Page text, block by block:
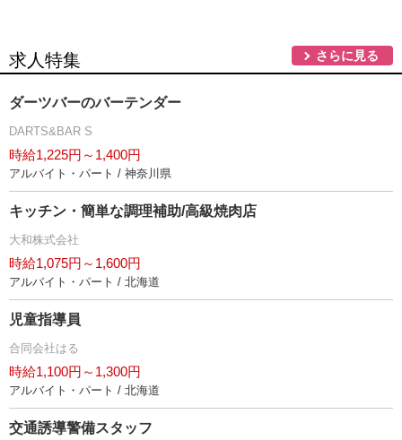
求人特集 さらに見る
ダーツバーのバーテンダー
DARTS&BAR S
時給1,225円～1,400円
アルバイト・パート / 神奈川県
キッチン・簡単な調理補助/高級焼肉店
大和株式会社
時給1,075円～1,600円
アルバイト・パート / 北海道
児童指導員
合同会社はる
時給1,100円～1,300円
アルバイト・パート / 北海道
交通誘導警備スタッフ